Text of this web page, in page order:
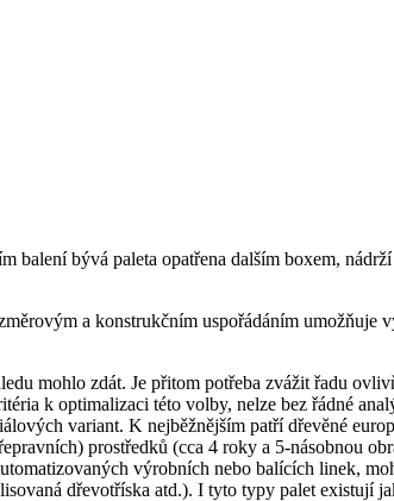
balení bývá paleta opatřena dalším boxem,
a konstrukčním uspořádáním
mohlo zdát. Je přitom potřeba zvážit řadu
k optimalizaci této volby, nelze bez řádné
variant. K nejběžnějším patří dřevěné
prostředků (cca 4 roky a 5-násobnou
výrobních nebo balících linek,
dřevotříska atd.). I tyto typy palet existují